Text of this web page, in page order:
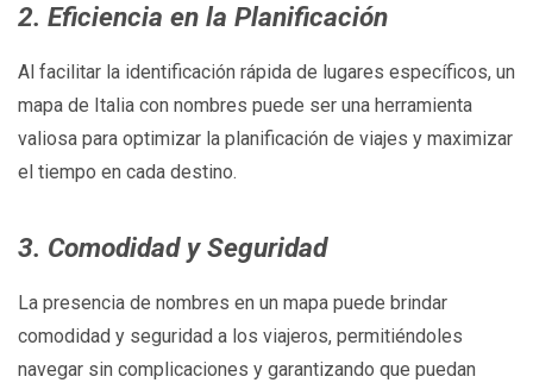
2. Eficiencia en la Planificación
Al facilitar la identificación rápida de lugares específicos, un
mapa de Italia con nombres puede ser una herramienta
valiosa para optimizar la planificación de viajes y maximizar
el tiempo en cada destino.
3. Comodidad y Seguridad
La presencia de nombres en un mapa puede brindar
comodidad y seguridad a los viajeros, permitiéndoles
navegar sin complicaciones y garantizando que puedan